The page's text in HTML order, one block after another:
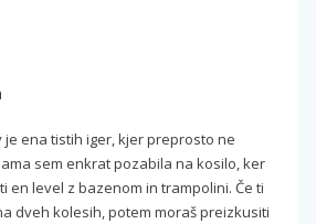
je ena tistih iger, kjer preprosto ne
sem enkrat pozabila na kosilo, ker
en level z bazenom in trampolini. Če ti
dveh kolesih, potem moraš preizkusiti